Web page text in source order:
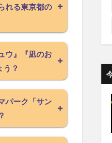
れる東京都の
ウ』『凪のお
う？
パーク「サン